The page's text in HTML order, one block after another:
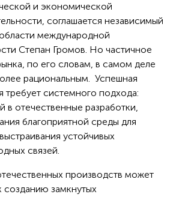
и экономической
соглашается независимый
международной
Степан Громов. Но частичное
по его словам, в самом деле
рациональным. Успешная
требует системного подхода:
в отечественные разработки,
благоприятной среды для
устойчивых
связей.
производств может
созданию замкнутых